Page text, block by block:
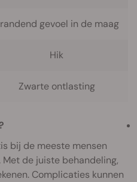
gevoel in de maag
Hik
Zwarte ontlasting
bij de meeste mensen
de juiste behandeling,
Complicaties kunnen